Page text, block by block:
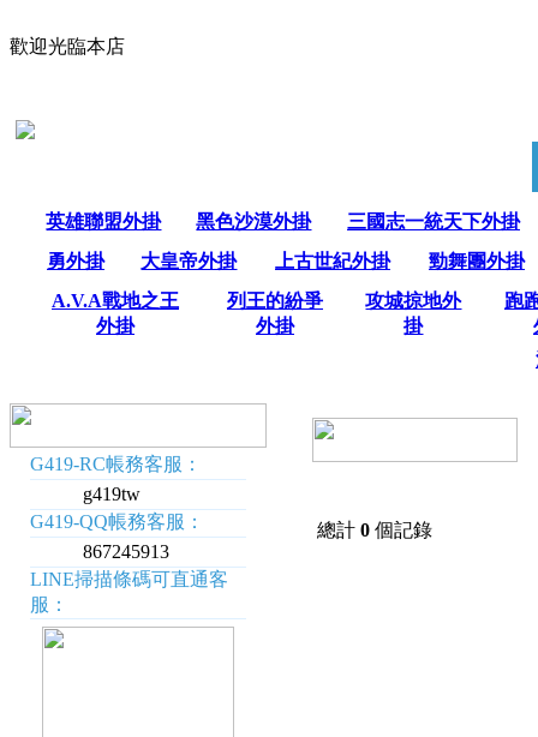
歡迎光臨本店
英雄聯盟外掛 黑色沙漠外掛
三國志一統天下外掛
勇外掛
大皇帝外掛 上古世紀外掛
勁舞團外掛
A.V.A戰地之王
外掛
列王的紛爭
外掛
攻城掠地外
掛
跑
G419-RC帳務客服：
g419tw
G419-QQ帳務客服：
867245913
LINE掃描條碼可直通客
服：
總計0 個記錄